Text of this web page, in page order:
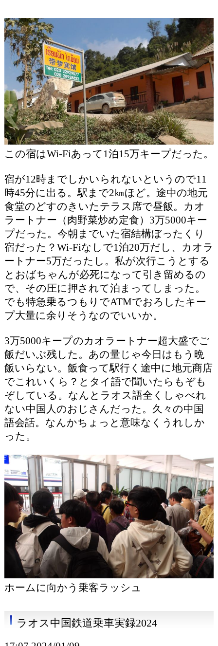
この宿はWi-Fiあって1泊15万キープだった。
宿が12時までしかいられないというので11
時45分に出る。駅まで2㎞ほど。途中の地元
食堂のどすのきいたテラス席で昼飯。カオ
ラートナー（肉野菜炒め定食）3万5000キー
プだった。今朝までいた宿結構ぼったくり
宿だった？Wi-Fiなしで1泊20万だし、カオラ
ートナー5万だったし。私が次行こうとする
とおばちゃんが必死になって引き留めるの
で、その圧に押されて泊まってしまった。
でも特急乗るつもりでATMでおろしたキー
プ大量に余りそうなのでいいか。
3万5000キープのカオラートナー超大盛でご
飯だいぶ残した。あの量じゃ今日はもう晩
飯いらない。飯食って駅行く途中に地元商店
でこれいくら？とタイ語で聞いたらもぞも
ぞしている。なんとラオス語全くしゃべれ
ない中国人のおじさんだった。久々の中国
語会話。なんかちょっと意味なくうれしか
った。
ホームに向かう乗客ラッシュ
ラオス中国鉄道乗車実録2024